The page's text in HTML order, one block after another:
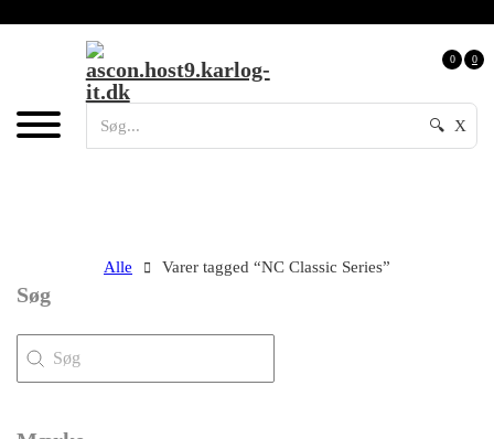
🔍 X
0 0
Alle Varer tagged “NC Classic Series”
Søg
Søg
Søg